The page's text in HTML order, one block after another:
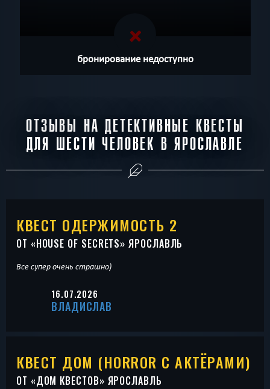
бронирование недоступно
ОТЗЫВЫ НА ДЕТЕКТИВНЫЕ КВЕСТЫ
ДЛЯ ШЕСТИ ЧЕЛОВЕК В ЯРОСЛАВЛЕ
КВЕСТ ОДЕРЖИМОСТЬ 2
ОТ «HOUSE OF SECRETS» ЯРОСЛАВЛЬ
Все супер очень страшно)
16.07.2026
ВЛАДИСЛАВ
КВЕСТ ДОМ (HORROR С АКТЁРАМИ)
ОТ «ДОМ КВЕСТОВ» ЯРОСЛАВЛЬ